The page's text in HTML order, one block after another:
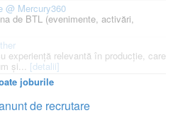
@ Mercury360
de BTL (evenimente, activări,
experiență relevantă în producție, care
și... [detalii]
joburile
de recrutare